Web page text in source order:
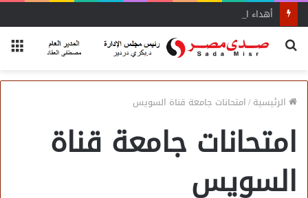
بحث
الرئيسية/امتحانات جامعة قناة السويس
امتحانات جامعة قناة
السويس